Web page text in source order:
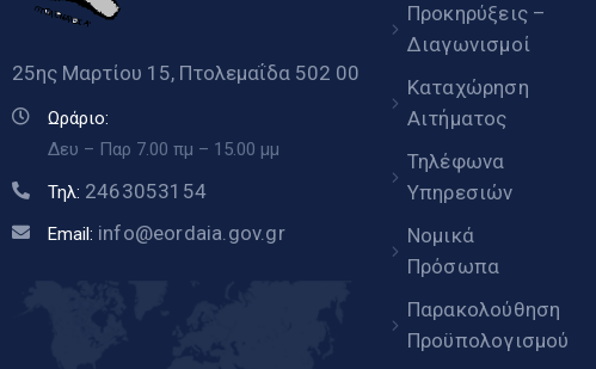
25ης Μαρτίου 15, Πτολεμαΐδα 502 00
Ωράριο:
Δευ – Παρ 7.00 πμ – 15.00 μμ
Τηλ: 2463053154
Email: info@eordaia.gov.gr
Προκηρύξεις –
Διαγωνισμοί
Καταχώρηση
Αιτήματος
Τηλέφωνα
Υπηρεσιών
Νομικά
Πρόσωπα
Παρακολούθηση
Προϋπολογισμού